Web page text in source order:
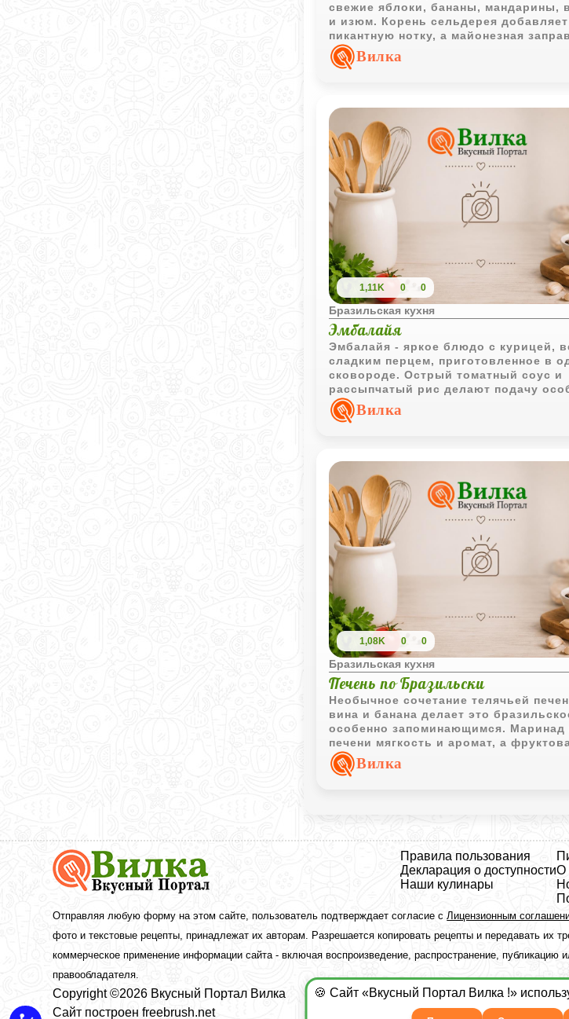
свежие яблоки, бананы, мандарины,
и изюм. Корень сельдерея
пикантную нотку, а майонезная
объединяет все ингредиенты в
блюдо.Вилка
1,11K 0 0
Бразильская кухня
Эмбалайя
Эмбалайя - яркое блюдо с курицей,
сладким перцем, приготовленное в
сковороде. Острый томатный соус и
рассыпчатый рис делают подачу
сытной и выразительной.
Вилка
1,08K 0 0
Бразильская кухня
Печень по Бразильски
Необычное сочетание телячьей
вина и банана делает это
особенно запоминающимся. Маринад
печени мягкость и аромат, а
добавляет соусу оригинальный
Вилка
Вкусный
Портал
Вилка
рецепты
фото
Правила пользования
Декларация о доступности
Наши кулинары
О
Отправляя любую форму на этом сайте, пользователь подтверждает согласие сЛицензионным
фото и текстовые рецепты, принадлежат их авторам. Разрешается копировать рецепты и передавать их
коммерческое применение информации сайта - включая воспроизведение, распространение,
правообладателя.
Copyright ©2026 Вкусный Портал Вилка
Сайт построенfreebrush.net
🍪 Сайт «Вкусный Портал Вилка !»